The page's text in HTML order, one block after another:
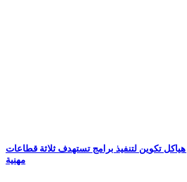
تكوين لتنفيذ برامج تستهدف ثلاثة قطاعات
مهنية